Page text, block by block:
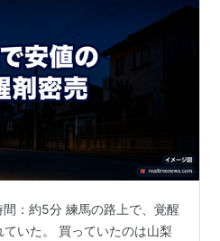
：約5分 練馬の路上で、覚醒
いた。 買っていたのは山梨